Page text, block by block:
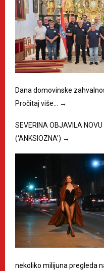
Dana domovinske
Pročitaj više…
→
SEVERINA OBJAVILA NOVU
(‘ANKSIOZNA’) →
nekoliko milijuna pregleda